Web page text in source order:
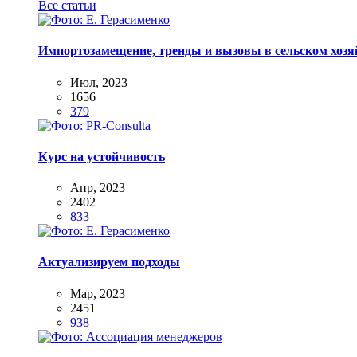
Все статьи
Импортозамещение, тренды и вызовы в сельском
Июл, 2023
1656
379
Курс на устойчивость
Апр, 2023
2402
833
Актуализируем подходы
Мар, 2023
2451
938